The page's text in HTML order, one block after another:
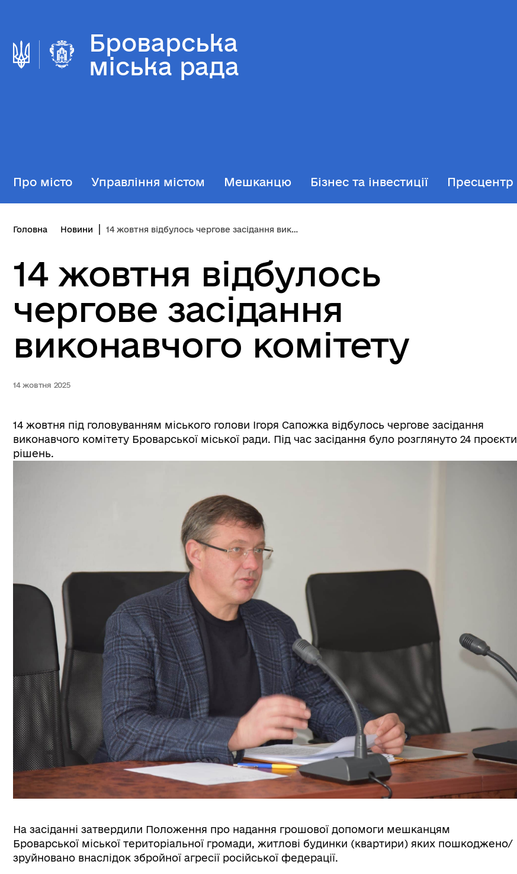
Броварська
міська рада
Про місто Управління містом Мешканцю Бізнес та інвестиції Пресцентр
Головна Новини 14 жовтня відбулось чергове засідання виконавчого комітету
14 жовтня відбулось
чергове засідання
виконавчого комітету
14 жовтня 2025
14 жовтня під головуванням міського голови Ігоря Сапожка відбулось чергове засідання
виконавчого комітету Броварської міської ради. Під час засідання було розглянуто 24 проєкти
рішень.
На засіданні затвердили Положення про надання грошової допомоги мешканцям
Броварської міської територіальної громади, житлові будинки (квартири) яких пошкоджено/
зруйновано внаслідок збройної агресії російської федерації.